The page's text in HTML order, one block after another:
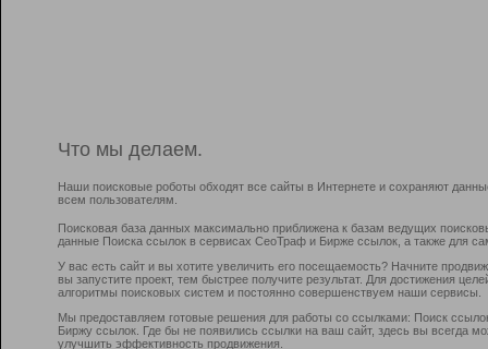
Что мы делаем.
Наши поисковые роботы обходят все сайты в Интернете и сохраняют
всем пользователям.
Поисковая база данных максимально приближена к базам ведущих
данные Поиска ссылок в сервисах СеоТраф и Бирже ссылок, а также для
У вас есть сайт и вы хотите увеличить его посещаемость? Начните
вы запустите проект, тем быстрее получите результат. Для достижения
алгоритмы поисковых систем и постоянно совершенствуем наши сервисы.
Мы предоставляем готовые решения для работы со ссылками: Поиск
Биржу ссылок. Где бы не появились ссылки на ваш сайт, здесь вы всегда
улучшить эффективность продвижения.